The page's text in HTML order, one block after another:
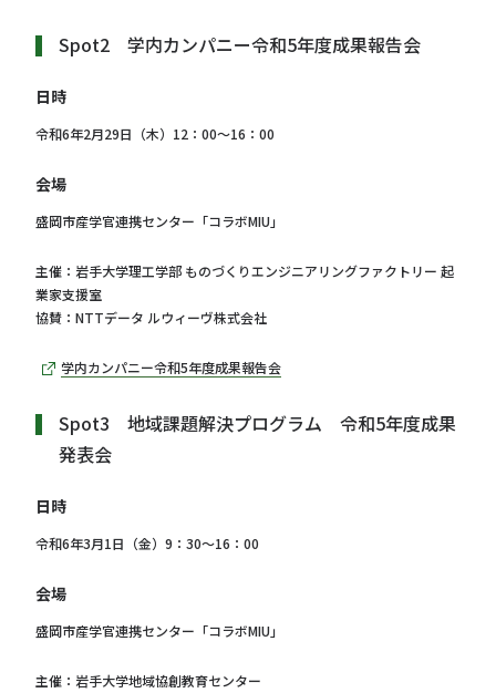
Spot2 学内カンパニー令和5年度成果報告会
日時
令和6年2月29日（木）12：00～16：00
会場
盛岡市産学官連携センター「コラボMIU」
主催：岩手大学理工学部 ものづくりエンジニアリングファクトリー 起
業家支援室
協賛：NTTデータ ルウィーヴ株式会社
学内カンパニー令和5年度成果報告会
Spot3 地域課題解決プログラム 令和5年度成果
発表会
日時
令和6年3月1日（金）9：30～16：00
会場
盛岡市産学官連携センター「コラボMIU」
主催：岩手大学地域協創教育センター